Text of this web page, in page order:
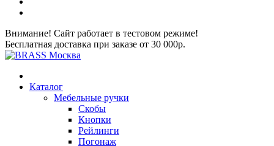
Внимание! Сайт работает в тестовом режиме!
Бесплатная доставка при заказе от 30 000р.
Каталог
Мебельные ручки
Скобы
Кнопки
Рейлинги
Погонаж